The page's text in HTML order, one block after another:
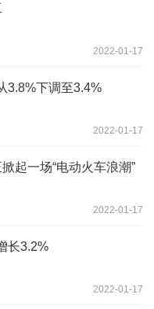
2022-01-17
3.8%下调至3.4%
2022-01-17
起一场“电动火车浪潮”
2022-01-17
长3.2%
2022-01-17